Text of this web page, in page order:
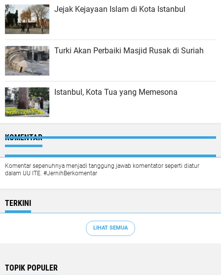
Jejak Kejayaan Islam di Kota Istanbul
Turki Akan Perbaiki Masjid Rusak di Suriah
Istanbul, Kota Tua yang Memesona
KOMENTAR
Komentar sepenuhnya menjadi tanggung jawab komentator seperti diatur
dalam UU ITE. #JernihBerkomentar
TERKINI
LIHAT SEMUA
TOPIK POPULER